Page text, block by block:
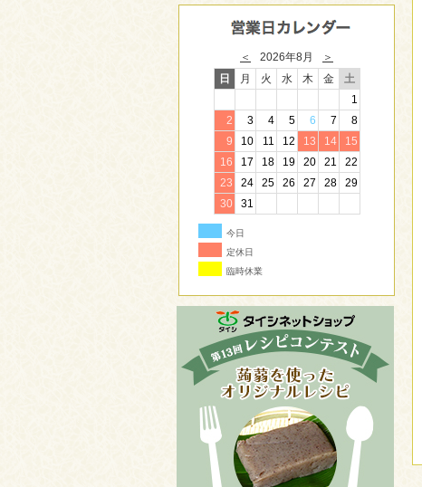
＜ 2026年8月
＞
日
月 火 水 木 金
土
1
2
3 4 5 6 7
8
9
10 11 12 13 14
15
16
17 18 19 20 21
22
23
24 25 26 27 28
29
30
31
今日
定休日
臨時休業